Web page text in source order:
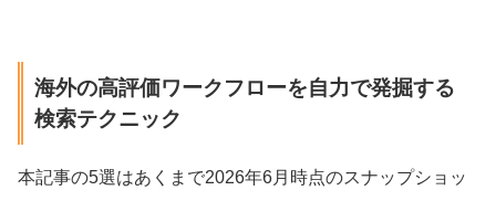
海外の高評価ワークフローを自力で発掘する
検索テクニック
本記事の5選はあくまで2026年6月時点のスナップショッ